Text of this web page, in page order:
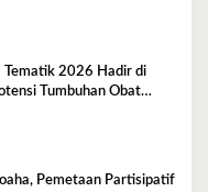
Tematik 2026 Hadir di
Tumbuhan Obat
Pemetaan Partisipatif